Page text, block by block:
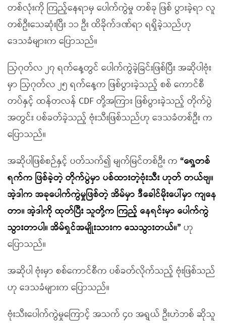
တစ်လုံးကို ကြည့်နေရာမှ ပေါက်ကွဲမှု တစ်ခု ဖြစ် ပွားခဲ့ရာ လူ
တစ်ဦးသေဆုံးပြီး ၁၁ ဦး ထိခိုက်ဒဏ်ရာ ရရှိခဲ့သည်ဟု
ဒေသခံများက ပြောသည်။
ဩဂုတ်လ ၂၇ ရက်နေ့တွင် ပေါက်ကွဲခဲ့ခြင်းဖြစ်ပြီး အဆိုပါဗုံး
မှာ ဩဂုတ်လ ၂၅ ရက်နေ့က ဖြစ်ပွားခဲ့သည့် စစ် ကောင်စီ
တပ်နှင့် ထန်တလန် CDF တို့အကြား ဖြစ်ပွားခဲ့သည့် တိုက်ပွဲ
အတွင်း ပစ်ခတ်ခဲ့သည့် ဗုံးသီးဖြစ်သည်ဟု ဒေသခံတစ်ဦး က
ပြောသည်။
အဆိုပါဖြစ်စဉ်နှင့် ပတ်သက်၍ မျက်မြင်တစ်ဦး က “ရှေ့တစ်
ရက်က ဖြစ်ခဲ့တဲ့ တိုက်ပွဲမှာ ပစ်ထားတဲ့ဗုံးသီး ဟုတ် တယ်ဗျ။
အဲ့ဒါက အခုပေါက်ကွဲမှုဖြစ်တဲ့ အိမ်မှာ ဒီခေါင်မိုးပေါ်မှာ ကျနေ
တာ။ အဲ့ဒါကို ထုတ်ပြီး သူတို့က ကြည့် နေရင်းမှာ ပေါက်ကွဲ
သွားတာပါ။ အိမ်ရှင်အမျိုးသားက သေသွားတယ်။” ဟု
ပြောသည်။
အဆိုပါ ဗုံးမှာ စစ်ကောင်စီက ပစ်ခတ်လိုက်သည့် ဗုံးဖြစ်သည်
ဟု ဒေသခံများက ပြောသည်။
ဗုံးသီးပေါက်ကွဲမှုကြောင့် အသက် ၄၀ အရွယ် ဦးဟဲဘစ် ဆိုသူ